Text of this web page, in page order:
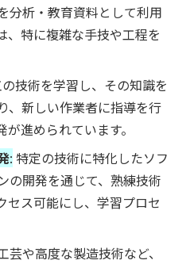
分析・教育資料として利用
、特に複雑な手技や工程を
技術を学習し、その知識を
、新しい作業者に指導を行
進められています。
: 特定の技術に特化したソフ
の開発を通じて、熟練技術
セス可能にし、学習プロセ
や高度な製造技術など、